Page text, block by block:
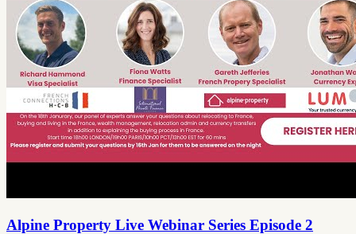
Alpine Property Live Webinar Series Episode 2